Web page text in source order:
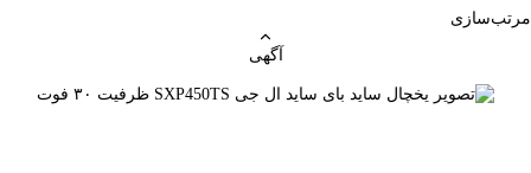
مرتب‌سازی
آگهی